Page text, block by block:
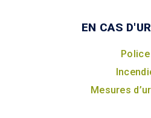
EN CAS
Police
Mesures